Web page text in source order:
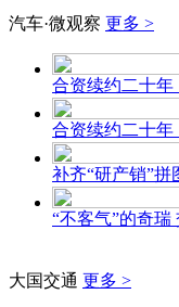
汽车·微观察 更多 >
合资续约二十年
合资续约二十年
补齐“研产销”拼
“不客气”的奇瑞
大国交通 更多 >